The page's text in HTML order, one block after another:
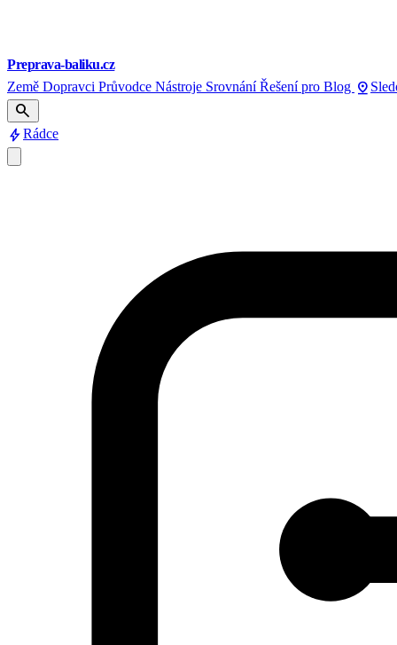
Preprava-baliku.cz
Země Dopravci Průvodce Nástroje Srovnání Řešení pro Blog pin_drop
search
boltRádce